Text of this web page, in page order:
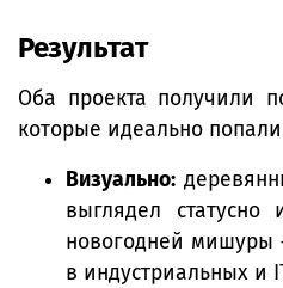
Результат
Оба проекта получили
которые идеально
Визуально:
выглядел статусно
новогодней мишуры
в индустриальных и